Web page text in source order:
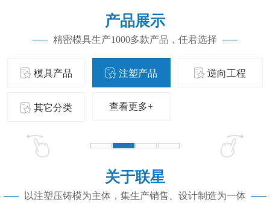
产品展示
精密模具生产1000多款产品，任君选择
模具产品 注塑产品 逆向工程
其它分类 查看更多+
关于联星
以注塑压铸模为主体，集生产销售、设计制造为一体